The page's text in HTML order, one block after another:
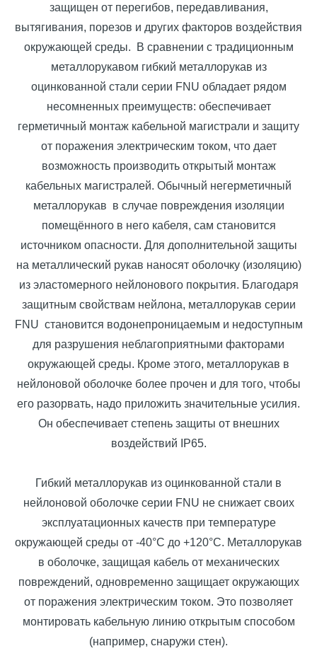
защищен от перегибов, передавливания,
вытягивания, порезов и других факторов воздействия
окружающей среды.
В сравнении с традиционным
металлорукавом гибкий металлорукав из
оцинкованной стали серии FNU обладает рядом
несомненных преимуществ: обеспечивает
герметичный монтаж кабельной магистрали и защиту
от поражения электрическим током, что дает
возможность производить открытый монтаж
кабельных магистралей. Обычный негерметичный
металлорукав в случае повреждения изоляции
помещённого в него кабеля, сам становится
источником опасности. Для дополнительной защиты
на металлический рукав наносят оболочку (изоляцию)
из эластомерного нейлонового покрытия. Благодаря
защитным свойствам нейлона, металлорукав серии
FNU становится водонепроницаемым и недоступным
для разрушения неблагоприятными факторами
окружающей среды. Кроме этого, металлорукав в
нейлоновой оболочке более прочен и для того, чтобы
его разорвать, надо приложить значительные усилия.
Он обеспечивает степень защиты от внешних
воздействий IP65.
Гибкий металлорукав из оцинкованной стали в
нейлоновой оболочке серии FNU не снижает своих
эксплуатационных качеств при температуре
окружающей среды от -40°С до +120°С. Металлорукав
в оболочке, защищая кабель от механических
повреждений, одновременно защищает окружающих
от поражения электрическим током. Это позволяет
монтировать кабельную линию открытым способом
(например, снаружи стен).